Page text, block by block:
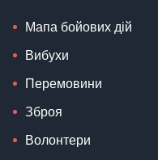
Мапа бойових дій
Вибухи
Перемовини
Зброя
Волонтери